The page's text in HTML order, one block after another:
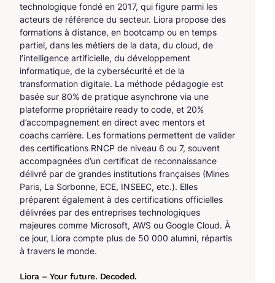
technologique fondé en 2017, qui figure parmi les
acteurs de référence du secteur. Liora propose des
formations à distance, en bootcamp ou en temps
partiel, dans les métiers de la data, du cloud, de
l’intelligence artificielle, du développement
informatique, de la cybersécurité et de la
transformation digitale. La méthode pédagogie est
basée sur 80% de pratique asynchrone via une
plateforme propriétaire ready to code, et 20%
d’accompagnement en direct avec mentors et
coachs carrière. Les formations permettent de valider
des certifications RNCP de niveau 6 ou 7, souvent
accompagnées d’un certificat de reconnaissance
délivré par de grandes institutions françaises (Mines
Paris, La Sorbonne, ECE, INSEEC, etc.). Elles
préparent également à des certifications officielles
délivrées par des entreprises technologiques
majeures comme Microsoft, AWS ou Google Cloud. À
ce jour, Liora compte plus de 50 000 alumni, répartis
à travers le monde.
Liora – Your future. Decoded.